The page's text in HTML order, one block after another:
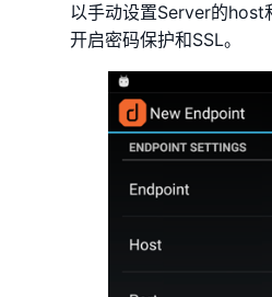
以手动设置Server的
开启密码保护和SSL。